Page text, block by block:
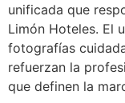
unificada que
Limón Hoteles. El
fotografías
refuerzan la
que definen la